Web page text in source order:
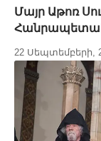
Մայր Աթոռ
22 Սեպտեմբերի,